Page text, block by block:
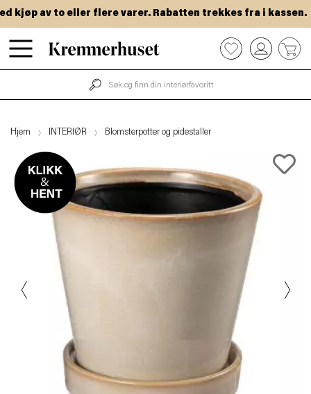
Hopp
til
kjøp av to eller flere varer. Rabatten trekkes fra i kassen.
0
Hjem INTERIØR Blomsterpotter og pidestaller